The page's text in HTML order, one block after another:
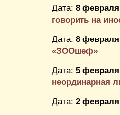
Дата: 8 февраля
говорить на
Дата: 8 февраля
«ЗООшеф»
Дата: 5 февраля
неординарная
Дата: 2 февраля